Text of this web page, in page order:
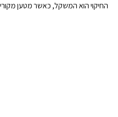
החיקוי הוא המשקל, כאשר מטען מקורי